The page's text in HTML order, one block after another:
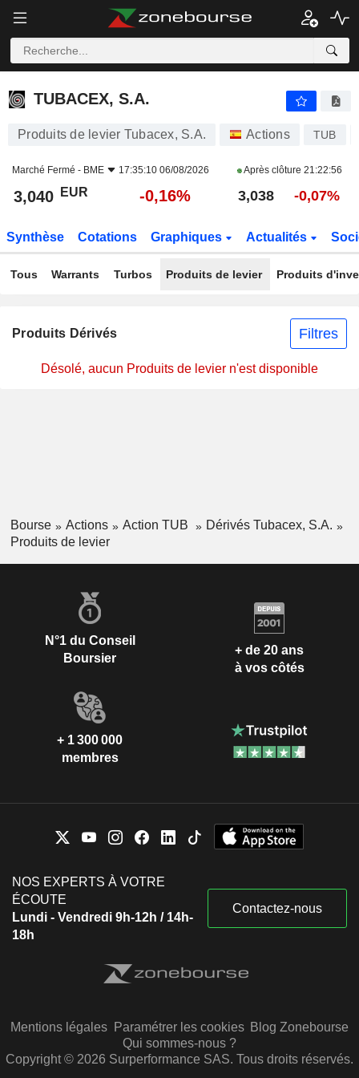
TUBACEX, S.A.
TUBACEX, S.A.
Produits de levier Tubacex, S.A. Actions TUB
Marché Fermé - BME 17:35:10 06/08/2026 Après clôture 21:22:56
3,040 EUR -0,16% 3,038 -0,07%
Synthèse Cotations Graphiques Actualités
Tous Warrants Turbos Produits de levier Produits
Produits Dérivés Filtres
Désolé, aucun Produits de levier n'est disponible
Bourse Actions Action TUB
Dérivés Tubacex, S.A.
Produits de levier
N°1 du Conseil
Boursier
+ de 20 ans
à vos côtés
+ 1 300 000
membres
NOS EXPERTS À VOTRE
ÉCOUTE
Lundi - Vendredi 9h-12h / 14h-
18h
Contactez-nous
Mentions légales Paramétrer les cookies Blog Zonebourse
Qui sommes-nous ?
Copyright © 2026 Surperformance SAS. Tous droits réservés.